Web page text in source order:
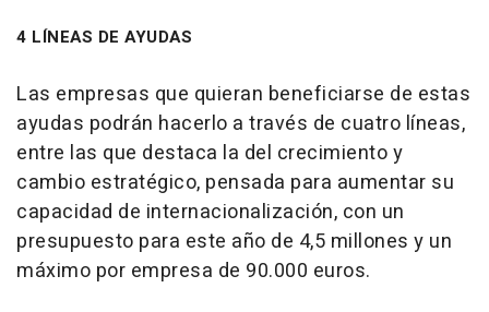
4 LÍNEAS DE AYUDAS
Las empresas que quieran beneficiarse de estas
ayudas podrán hacerlo a través de cuatro líneas,
entre las que destaca la del crecimiento y
cambio estratégico, pensada para aumentar su
capacidad de internacionalización, con un
presupuesto para este año de 4,5 millones y un
máximo por empresa de 90.000 euros.